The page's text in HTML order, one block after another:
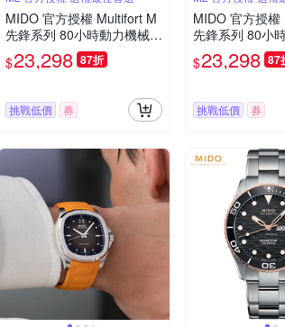
MIDO 官方授權 Multifort M
先鋒系列 80小時動力機械錶
M0384301708100/42mm
$23,298 87折
挑戰低價 券
MIDO 官方授
先鋒系列 80小
$23,298 87
挑戰低價 券